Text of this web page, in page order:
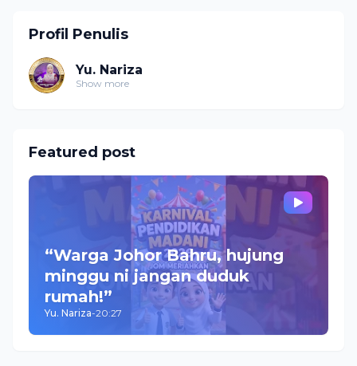
Profil Penulis
Yu. Nariza
Show more
Featured post
“Warga Johor Bahru, hujung
minggu ni jangan duduk
rumah!”
Yu. Nariza-20:27